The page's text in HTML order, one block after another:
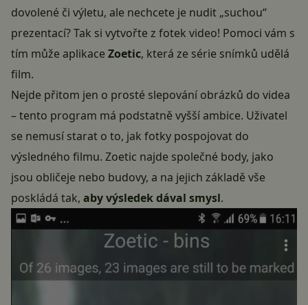
dovolené či výletu, ale nechcete je nudit „suchou“
prezentací? Tak si vytvořte z fotek video! Pomoci vám s
tím může aplikaceZoetic, která ze série snímků udělá
film.
Nejde přitom jen o prosté slepování obrázků do videa
– tento program má podstatně vyšší ambice. Uživatel
se nemusí starat o to, jak fotky pospojovat do
výsledného filmu. Zoetic najde společné body, jako
jsou obličeje nebo budovy, a na jejich základě vše
poskládá tak, aby výsledek dával smysl.